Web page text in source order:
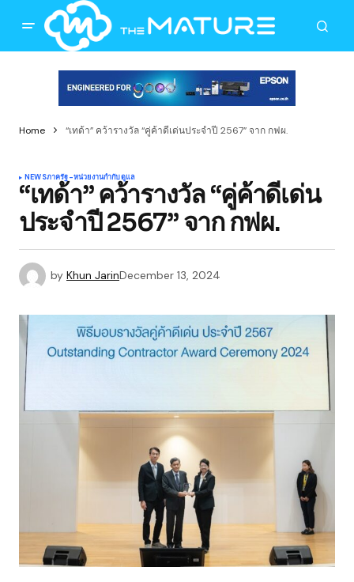
Home “เทด้า” คว้ารางวัล “คู่ค้าดีเด่นประจำปี 2567” จาก กฟผ.
NEWSภาครัฐ-หน่วยงานกำกับดูแล
“เทด้า” คว้ารางวัล “คู่ค้าดีเด่น
ประจำปี 2567” จาก กฟผ.
by Khun JarinDecember 13, 2024